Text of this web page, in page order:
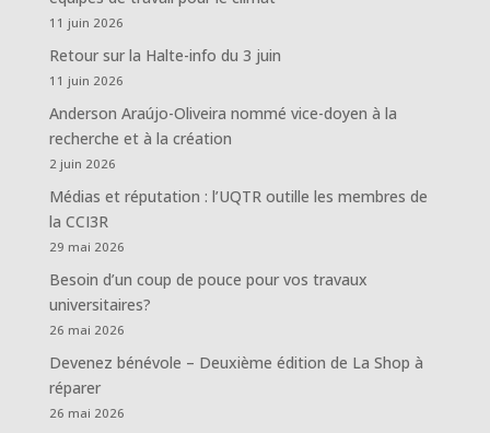
11 juin 2026
Retour sur la Halte-info du 3 juin
11 juin 2026
Anderson Araújo-Oliveira nommé vice-doyen à la
recherche et à la création
2 juin 2026
Médias et réputation : l’UQTR outille les membres de
la CCI3R
29 mai 2026
Besoin d’un coup de pouce pour vos travaux
universitaires?
26 mai 2026
Devenez bénévole – Deuxième édition de La Shop à
réparer
26 mai 2026